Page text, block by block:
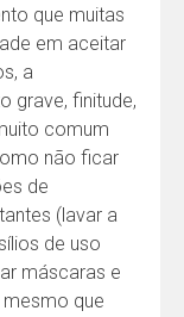
que muitas
em aceitar
a
grave, finitude,
comum
não ficar
de
(lavar a
de uso
máscaras e
que